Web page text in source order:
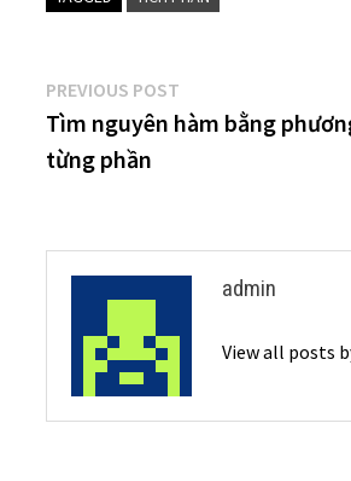
Điều
hướng
bài
PREVIOUS POST
post:
Tìm nguyên hàm bằng
từng phần
admin
View all posts